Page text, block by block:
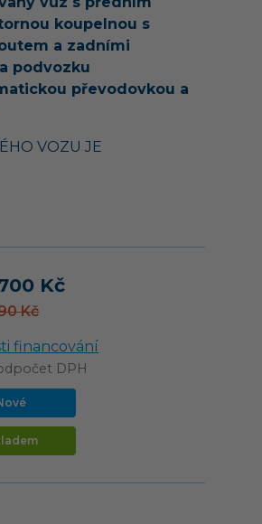
koupelnou s
a zadními
podvozku
převodovkou a
VOZU JE
Kč
Kč
financování
DPH